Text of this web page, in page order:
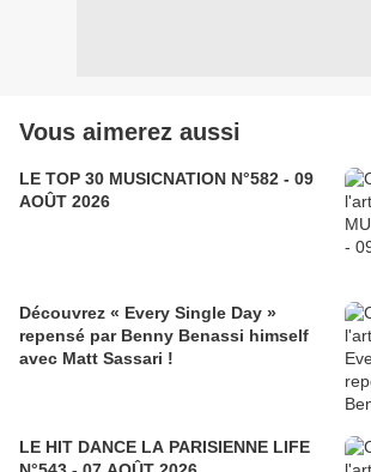
Vous aimerez aussi
LE TOP 30 MUSICNATION N°582 - 09
AOÛT 2026
Découvrez « Every Single Day »
repensé par Benny Benassi himself
avec Matt Sassari !
LE HIT DANCE LA PARISIENNE LIFE